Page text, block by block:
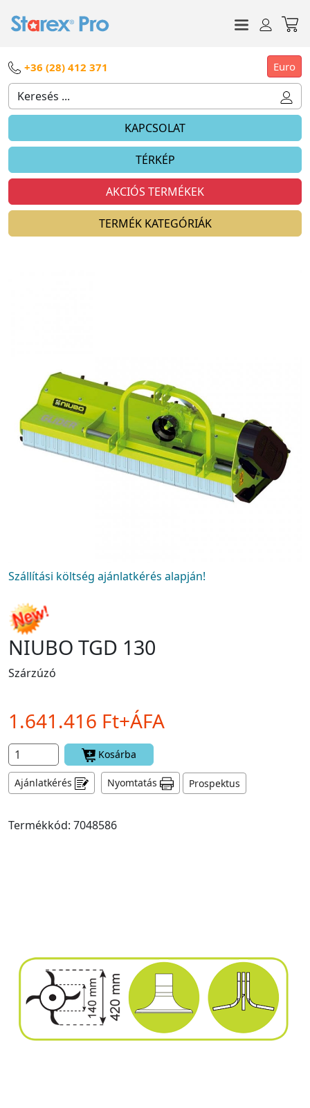
+36 (28) 412 371 Euro
KAPCSOLAT
TÉRKÉP
AKCIÓS TERMÉKEK
TERMÉK KATEGÓRIÁK
Szállítási költség ajánlatkérés alapján!
NIUBO TGD 130
Szárzúzó
1.641.416 Ft+ÁFA
Kosárba
Ajánlatkérés Nyomtatás Prospektus
Termékkód: 7048586